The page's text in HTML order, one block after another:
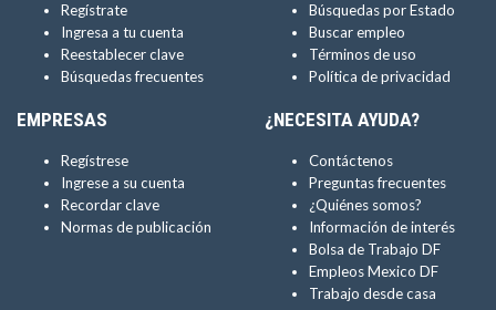
Regístrate
Ingresa a tu cuenta
Reestablecer clave
Búsquedas frecuentes
Búsquedas por Estado
Buscar empleo
Términos de uso
Política de privacidad
EMPRESAS
Regístrese
Ingrese a su cuenta
Recordar clave
Normas de publicación
¿NECESITA AYUDA?
Contáctenos
Preguntas frecuentes
¿Quiénes somos?
Información de interés
Bolsa de Trabajo DF
Empleos Mexico DF
Trabajo desde casa